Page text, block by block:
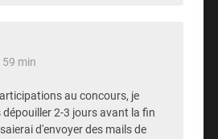
min
au concours, je
2-3 jours avant la fin
d'envoyer des mails de